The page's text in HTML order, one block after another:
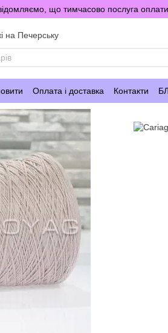
що тимчасово послуга
на Печерську
Оплата і доставка Контакти